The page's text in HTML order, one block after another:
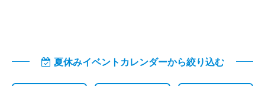
夏休みイベントカレンダーから絞り込む